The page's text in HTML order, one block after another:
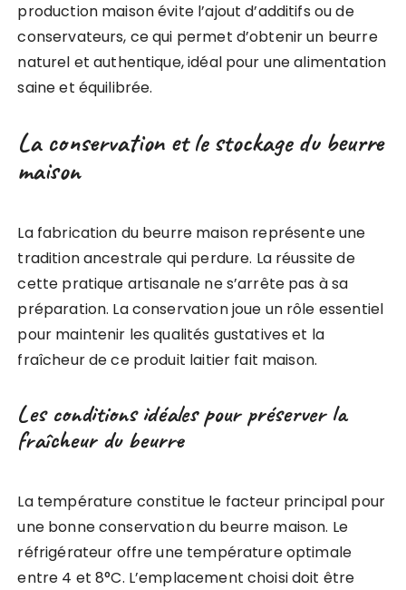
production maison évite l’ajout d’additifs ou de
conservateurs, ce qui permet d’obtenir un beurre
naturel et authentique, idéal pour une alimentation
saine et équilibrée.
La conservation et le stockage du beurre
maison
La fabrication du beurre maison représente une
tradition ancestrale qui perdure. La réussite de
cette pratique artisanale ne s’arrête pas à sa
préparation. La conservation joue un rôle essentiel
pour maintenir les qualités gustatives et la
fraîcheur de ce produit laitier fait maison.
Les conditions idéales pour préserver la
fraîcheur du beurre
La température constitue le facteur principal pour
une bonne conservation du beurre maison. Le
réfrigérateur offre une température optimale
entre 4 et 8°C. L’emplacement choisi doit être